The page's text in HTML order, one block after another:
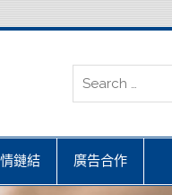
鏈結 廣告合作